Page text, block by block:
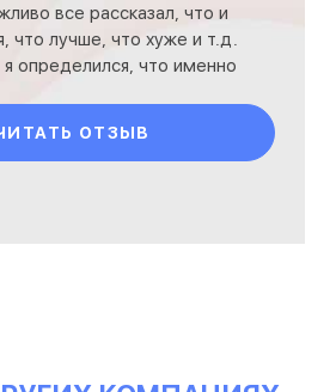
все рассказал, что и
что лучше, что хуже и т.д.
определился, что именно
ОТЗЫВ